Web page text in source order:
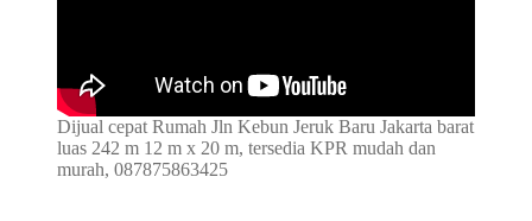
Dijual cepat Rumah Jln Kebun Jeruk Baru Jakarta barat
luas 242 m 12 m x 20 m, tersedia KPR mudah dan
murah, 087875863425